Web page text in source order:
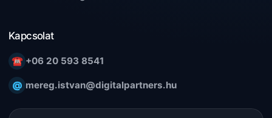
Kapcsolat
☎ +06 20 593 8541
@ mereg.istvan@digitalpartners.hu